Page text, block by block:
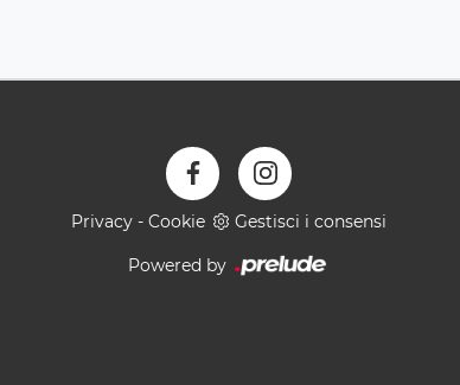
Privacy - Cookie Gestisci i consensi
Powered by